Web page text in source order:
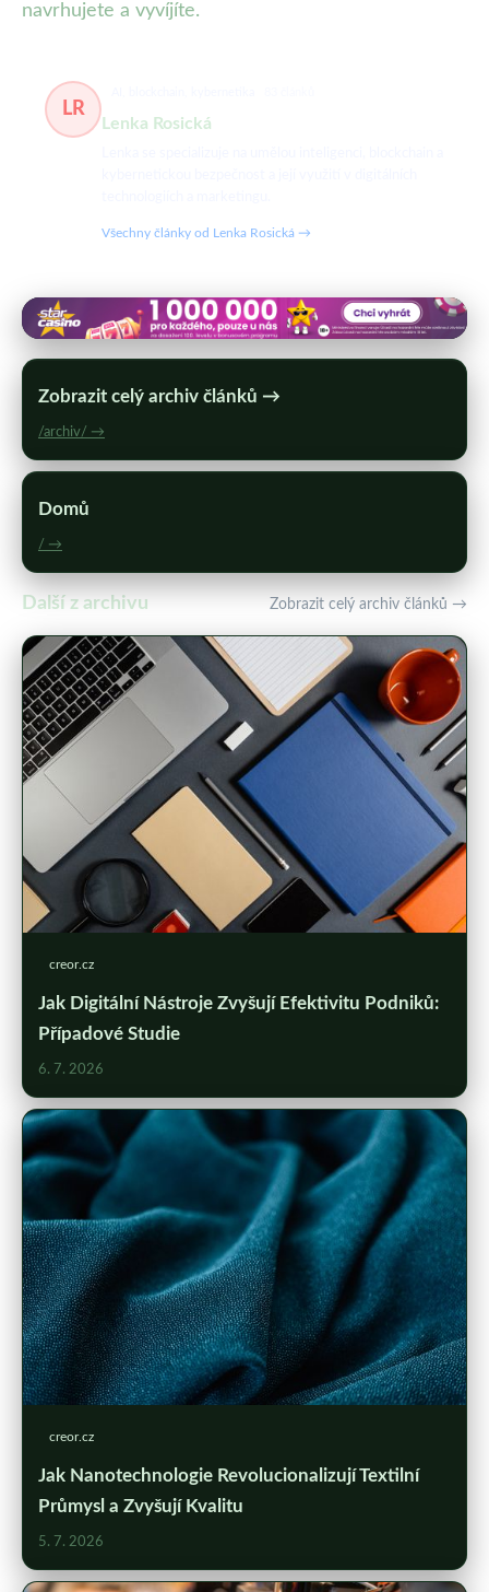
navrhujete a vyvíjíte.
LR
Lenka Rosická
Všechny články od Lenka Rosická →
Zobrazit celý archiv článků →
/archiv/ →
Domů
/ →
Další z archivu Zobrazit celý archiv článků →
creor.cz
Jak Digitální Nástroje Zvyšují Efektivitu Podniků:
Případové Studie
6. 7. 2026
creor.cz
Jak Nanotechnologie Revolucionalizují Textilní
Průmysl a Zvyšují Kvalitu
5. 7. 2026